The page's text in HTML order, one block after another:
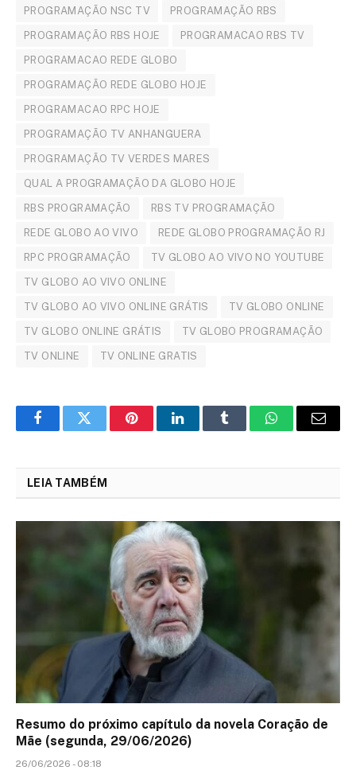
PROGRAMAÇÃO NSC TV PROGRAMAÇÃO RBS
PROGRAMAÇÃO RBS HOJE PROGRAMACAO RBS TV
PROGRAMACAO REDE GLOBO
PROGRAMAÇÃO REDE GLOBO HOJE
PROGRAMACAO RPC HOJE
PROGRAMAÇÃO TV ANHANGUERA
PROGRAMAÇÃO TV VERDES MARES
QUAL A PROGRAMAÇÃO DA GLOBO HOJE
RBS PROGRAMAÇÃO RBS TV PROGRAMAÇÃO
REDE GLOBO AO VIVO REDE GLOBO PROGRAMAÇÃO RJ
RPC PROGRAMAÇÃO TV GLOBO AO VIVO NO YOUTUBE
TV GLOBO AO VIVO ONLINE
TV GLOBO AO VIVO ONLINE GRÁTIS TV GLOBO ONLINE
TV GLOBO ONLINE GRÁTIS TV GLOBO PROGRAMAÇÃO
TV ONLINE TV ONLINE GRATIS
FacebookTwitter PinterestLinkedInTumblr WhatsAppEmail
LEIA TAMBÉM
Resumo do próximo capítulo da novela Coração de
Mãe (segunda, 29/06/2026)
26/06/2026 - 08:18